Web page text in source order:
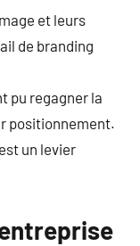
et leurs
de branding
pu regagner la
positionnement.
un levier